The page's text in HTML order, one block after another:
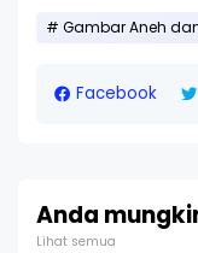
Gambar Aneh
Facebook
Anda
Lihat semua